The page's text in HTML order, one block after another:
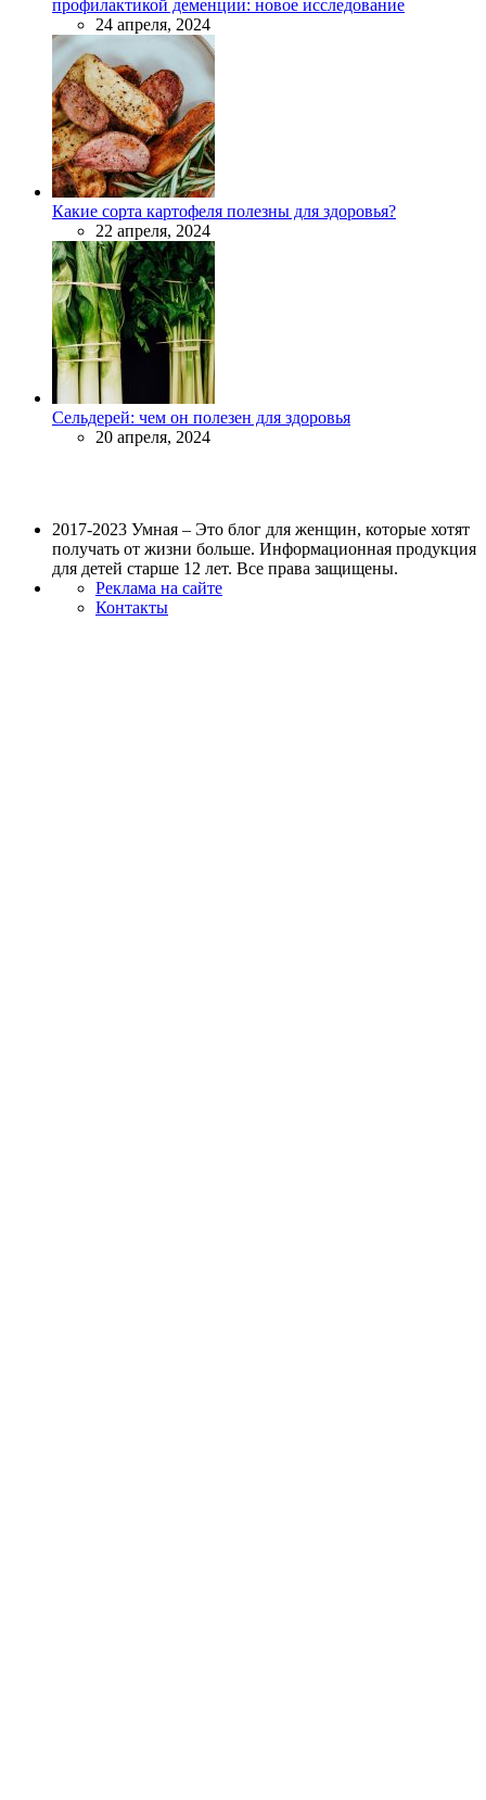
профилактикой деменции: новое исследование
24 апреля, 2024
Какие сорта картофеля полезны для здоровья?
22 апреля, 2024
Сельдерей: чем он полезен для здоровья
20 апреля, 2024
2017-2023 Умная – Это блог для женщин, которые хотят
получать от жизни больше. Информационная продукция
для детей старше 12 лет. Все права защищены.
Реклама на сайте
Контакты